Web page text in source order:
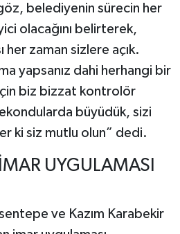
belediyenin sürecin her
olacağını belirterek,
her zaman sizlere açık.
yapsanız dahi herhangi bir
biz bizzat kontrolör
büyüdük, sizi
ki siz mutlu olun” dedi.
UYGULAMASI
ve Kazım Karabekir